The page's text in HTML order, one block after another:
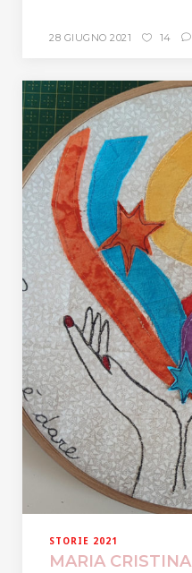
28 GIUGNO 2021 14
STORIE 2021
MARIA CRISTINA